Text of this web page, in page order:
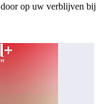
door op uw verblijven bij